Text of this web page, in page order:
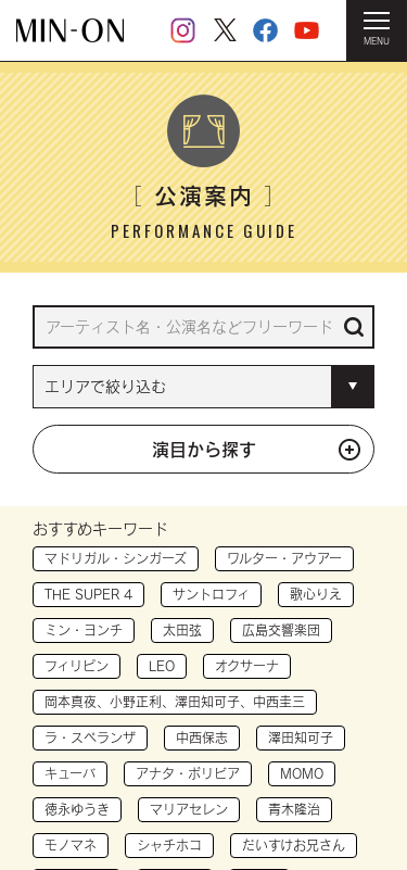
MENU
HOME ＞ 公演案内
［公演案内］
PERFORMANCE GUIDE
演目から探す
おすすめキーワード
マドリガル・シンガーズ ワルター・アウアー
THE SUPER 4 サントロフィ 歌心りえ
ミン・ヨンチ 太田弦 広島交響楽団
フィリピン LEO オクサーナ
岡本真夜、小野正利、澤田知可子、中西圭三
ラ・スペランザ 中西保志 澤田知可子
キューバ アナタ・ボリビア MOMO
徳永ゆうき マリアセレン 青木隆治
モノマネ シャチホコ だいすけお兄さん